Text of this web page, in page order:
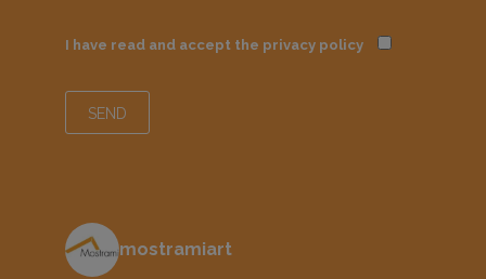
I have read and accept the privacy policy
mostramiart